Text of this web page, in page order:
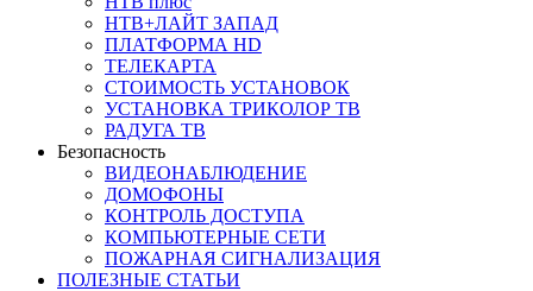
НТВ+ЛАЙТ ЗАПАД
ПЛАТФОРМА HD
ТЕЛЕКАРТА
СТОИМОСТЬ УСТАНОВОК
УСТАНОВКА ТРИКОЛОР ТВ
РАДУГА ТВ
Безопасность
ВИДЕОНАБЛЮДЕНИЕ
ДОМОФОНЫ
КОНТРОЛЬ ДОСТУПА
КОМПЬЮТЕРНЫЕ СЕТИ
ПОЖАРНАЯ СИГНАЛИЗАЦИЯ
ПОЛЕЗНЫЕ СТАТЬИ